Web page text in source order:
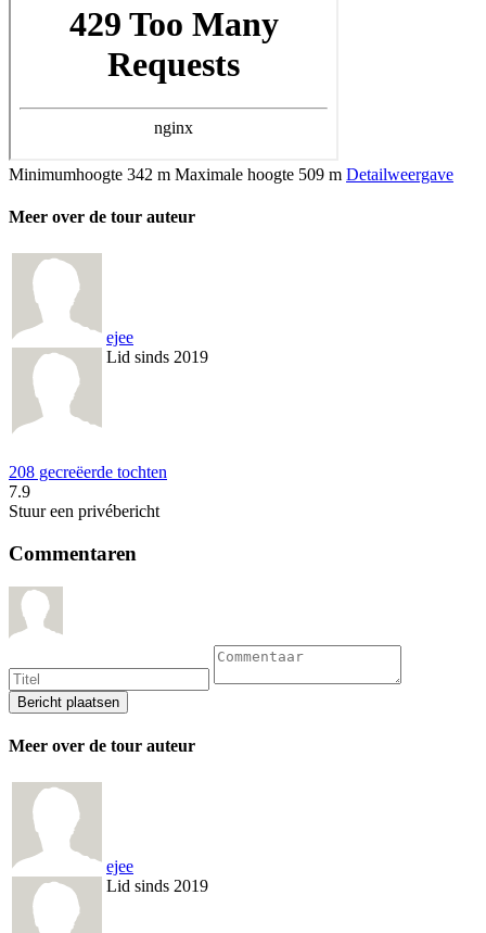
Minimumhoogte 342 m Maximale hoogte 509 m Detailweergave
Meer over de tour auteur
ejee
Lid sinds 2019
208 gecreëerde tochten
7.9
Stuur een privébericht
Commentaren
Meer over de tour auteur
ejee
Lid sinds 2019